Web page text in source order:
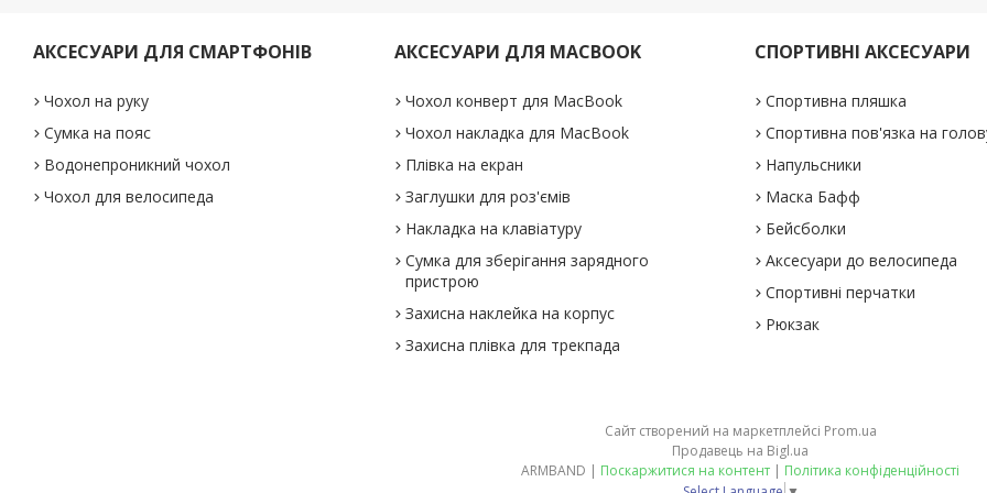
АКСЕСУАРИ ДЛЯ СМАРТФОНІВ
Чохол на руку
Сумка на пояс
Водонепроникний чохол
Чохол для велосипеда
АКСЕСУАРИ ДЛЯ MACBOOK
Чохол конверт для MacBook
Чохол накладка для MacBook
Плівка на екран
Заглушки для роз'ємів
Накладка на клавіатуру
Сумка для зберігання зарядного
пристрою
Захисна наклейка на корпус
Захисна плівка для трекпада
СПОРТИВНІ АКСЕСУАРИ
Спортивна пляшка
Спортивна пов'язка на
Напульсники
Маска Бафф
Бейсболки
Аксесуари до велосипеда
Спортивні перчатки
Рюкзак
Сайт створений на маркетплейсі Prom.ua
Продавець на Bigl.ua
ARMBAND | Поскаржитися на контент | Політика конфіденційності